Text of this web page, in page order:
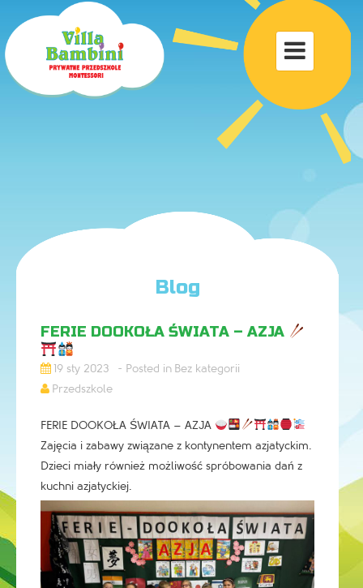
Toggle

Blog
FERIE DOOKOŁA ŚWIATA – AZJA
19 sty 2023
Bez kategorii
Przedszkole
FERIE DOOKOŁA ŚWIATA – AZJA
Zajęcia i zabawy związane z kontynentem azjatyckim.
Dzieci miały również możliwość spróbowania dań z
kuchni azjatyckiej.